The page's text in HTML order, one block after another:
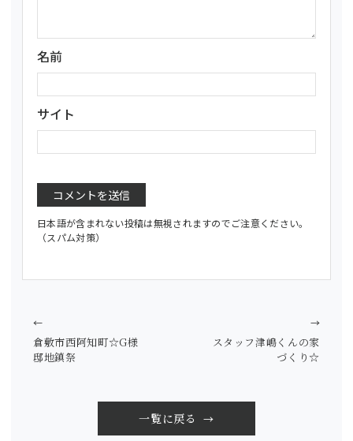
名前
サイト
日本語が含まれない投稿は無視されますのでご注意ください。
（スパム対策）
倉敷市西阿知町☆G様
邸地鎮祭
←
一覧に戻る
スタッフ津嶋くんの家
づくり☆
→